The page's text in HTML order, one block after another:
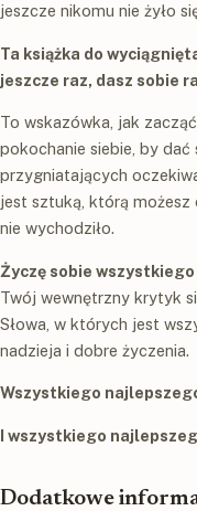
jeszcze nikomu nie żyło
Ta książka do
jeszcze raz, dasz sobie
To wskazówka, jak
pokochanie siebie, by dać
przygniatających
jest sztuką, którą możesz
nie wychodziło.
Życzę sobie
Twój wewnętrzny krytyk
Słowa, w których jest
nadzieja i dobre życzenia.
Wszystkiego
I wszystkiego
Dodatkowe